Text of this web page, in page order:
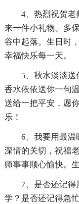
4、热烈祝贺老
来一件小礼物。多
谷中起落。生日时
幸福快乐每一天。
5、秋水淡淡送
香水依依送你一句
送给一把平安，愿
乐！
6、我要用最温
深情的关切，祝福
师事事顺心愉快。
7、是否还记得
学？是否还记得急